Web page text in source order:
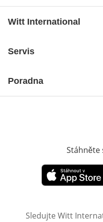
Witt International
Servis
Poradna
Stáhněte
Otevře v novém
Sledujte Witt